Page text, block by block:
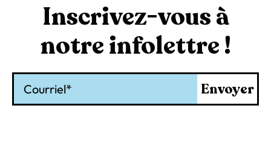
Inscrivez-vous à
notre infolettre !
Envoyer